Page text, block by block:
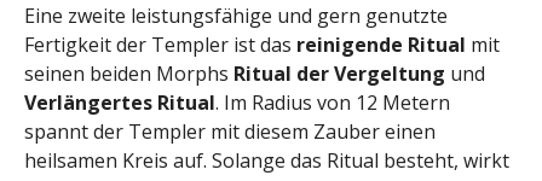
Eine zweite leistungsfähige und gern genutzte
Fertigkeit der Templer ist das reinigende Ritual mit
seinen beiden Morphs Ritual der Vergeltung und
Verlängertes Ritual. Im Radius von 12 Metern
spannt der Templer mit diesem Zauber einen
heilsamen Kreis auf. Solange das Ritual besteht, wirkt